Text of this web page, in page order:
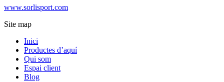
www.sorlisport.com
Site map
Inici
Productes d’aquí
Qui som
Espai client
Blog